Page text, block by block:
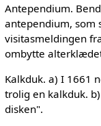
Antependium.
antependium, som
visitasmeldingen
ombytte
Kalkduk. a) I 1661
trolig en kalkduk.
disken".